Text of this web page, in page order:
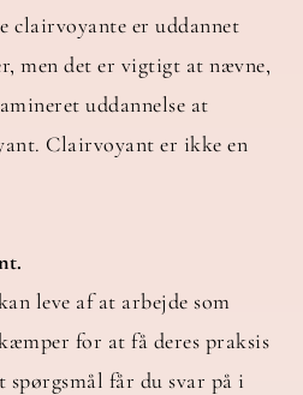
clairvoyante er uddannet
men det er vigtigt at nævne,
uddannelse at
Clairvoyant er ikke en
leve af at arbejde som
for at få deres praksis
spørgsmål får du svar på i